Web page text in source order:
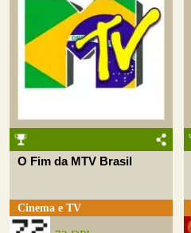
O Fim da MTV Brasil
Cinema e TV